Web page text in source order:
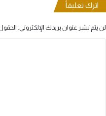
اترك تعليقاً
لن يتم نشر عنوان بريدك الإلكتروني.